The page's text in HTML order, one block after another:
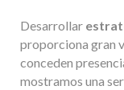
Desarrollar
proporciona gran
conceden
mostramos una